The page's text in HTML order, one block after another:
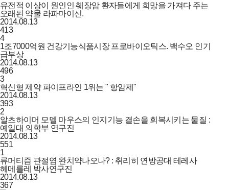
유전적 이상이 원인인 췌장암 환자들에게 희망을 가져다 주는
오래된 약물 라파마이신.
2014.08.13
413
4
1조7000억원 건강기능식품시장 프로바이오틱스. 백수오 인기
급부상
2014.08.13
496
3
혁신형 제약 파이프라인 1위는 " 항암제"
2014.08.13
393
2
알츠하이머 모델 마우스의 인지기능 결손을 회복시키는 물질 :
예일대 의학부 연구진
2014.08.13
551
1
류머티즘 관절염 완치약나오나? : 취리히 연방공대 테레사
헤메를레 박사연구진
2014.08.13
367